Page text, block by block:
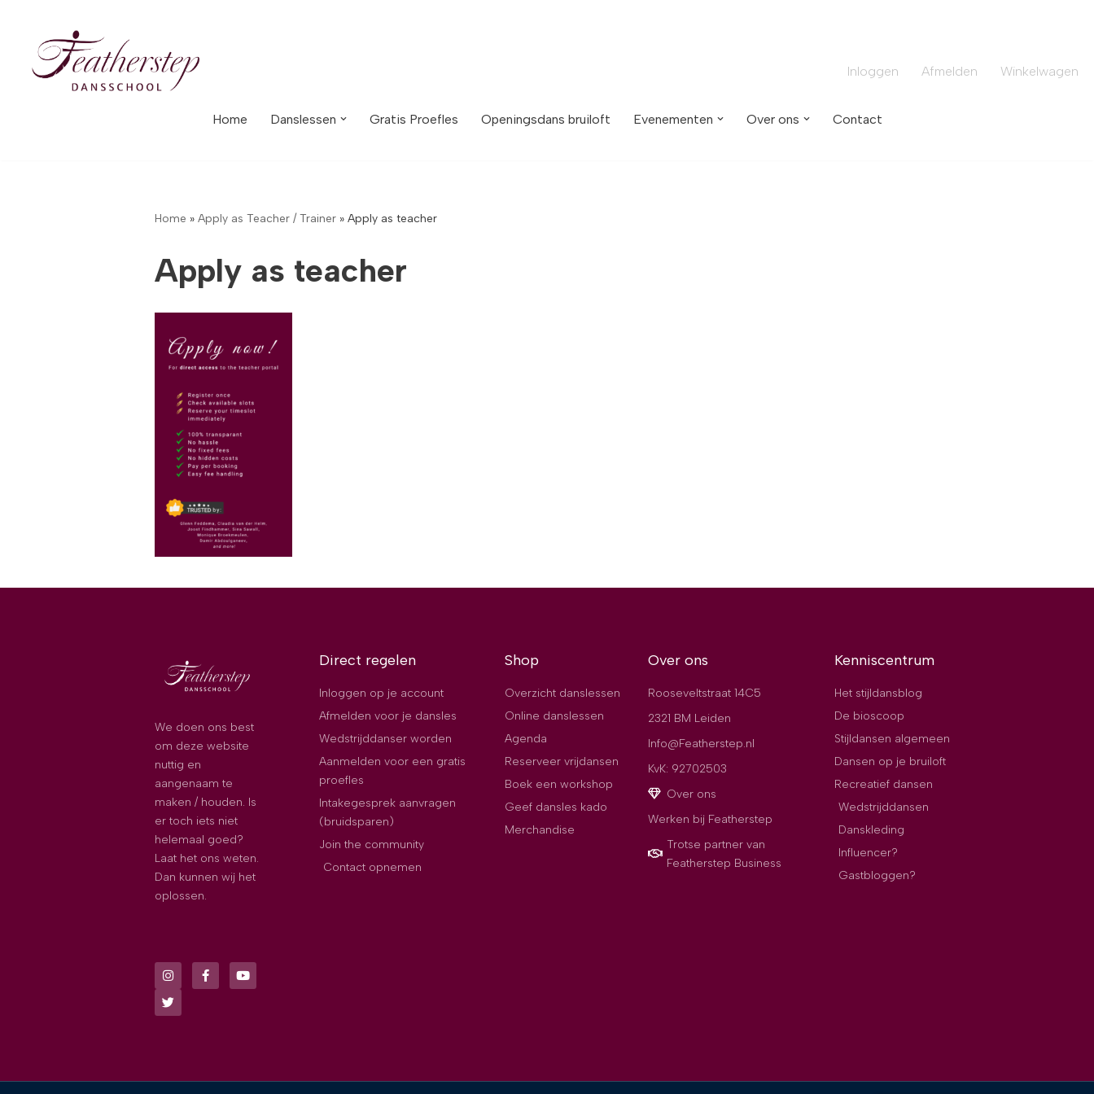
Meteen
naar
Inloggen Afmelden Winkelwagen
Home Danslessen Gratis Proefles Openingsdans bruiloft Evenementen Over ons Contact
Home » Apply as Teacher / Trainer» Apply as teacher
Apply as teacher
We doen ons best
om deze website
nuttig en
aangenaam te
maken / houden. Is
er toch iets niet
helemaal goed?
Laat het ons weten.
Dan kunnen wij het
oplossen.
Direct regelen
Inloggen op je account
Afmelden voor je dansles
Wedstrijddanser worden
Aanmelden voor een gratis
proefles
Intakegesprek aanvragen
(bruidsparen)
Join the community
Contact opnemen
Shop
Overzicht danslessen
Online danslessen
Agenda
Reserveer vrijdansen
Boek een workshop
Geef dansles kado
Merchandise
Over ons
Rooseveltstraat 14C5
2321 BM Leiden
Info@Featherstep.nl
KvK: 92702503
Over ons
Werken bij Featherstep
Trotse partner van
Featherstep Business
Kenniscentrum
Het stijldansblog
De bioscoop
Stijldansen algemeen
Dansen op je bruiloft
Recreatief dansen
Wedstrijddansen
Danskleding
Influencer?
Gastbloggen?